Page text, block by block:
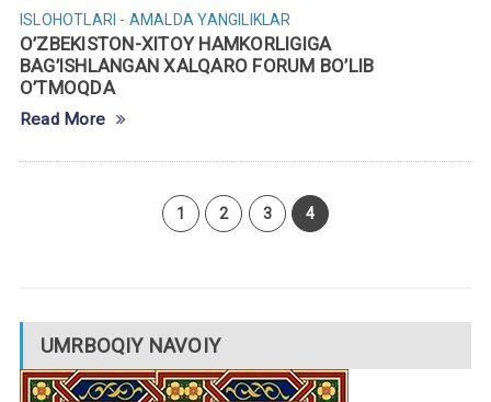
ISLOHOTLARI - AMALDA YANGILIKLAR
O’ZBEKISTON-XITOY HAMKORLIGIGA
BAG’ISHLANGAN XALQARO FORUM BO’LIB
O’TMOQDA
Read More
1 2 3 4
UMRBOQIY NAVOIY